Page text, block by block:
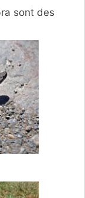
sont des